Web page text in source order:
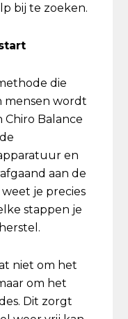
bij te zoeken.
die
mensen wordt
Balance
en
aan de
je precies
stappen je
niet om het
om het
Dit zorgt